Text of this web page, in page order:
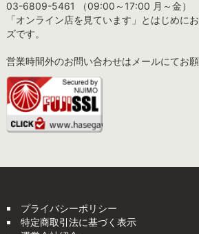
03-6809-5461 （09:00～17:00 月～金）
「オンライン店を見ています」とはじめに
ズです。
営業時間外のお問い合わせはメールにてお願
プライバシーポリシー
特定商取引法に基づく表示